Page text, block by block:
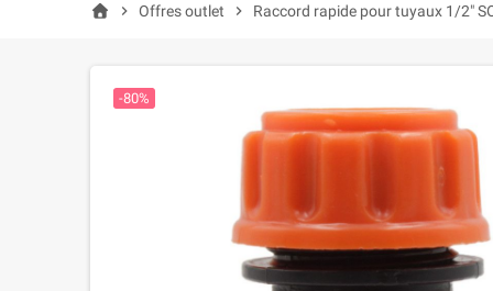
chevron_right Offres outlet chevron_right Raccord rapide pour tuyaux 1/2"
-80%